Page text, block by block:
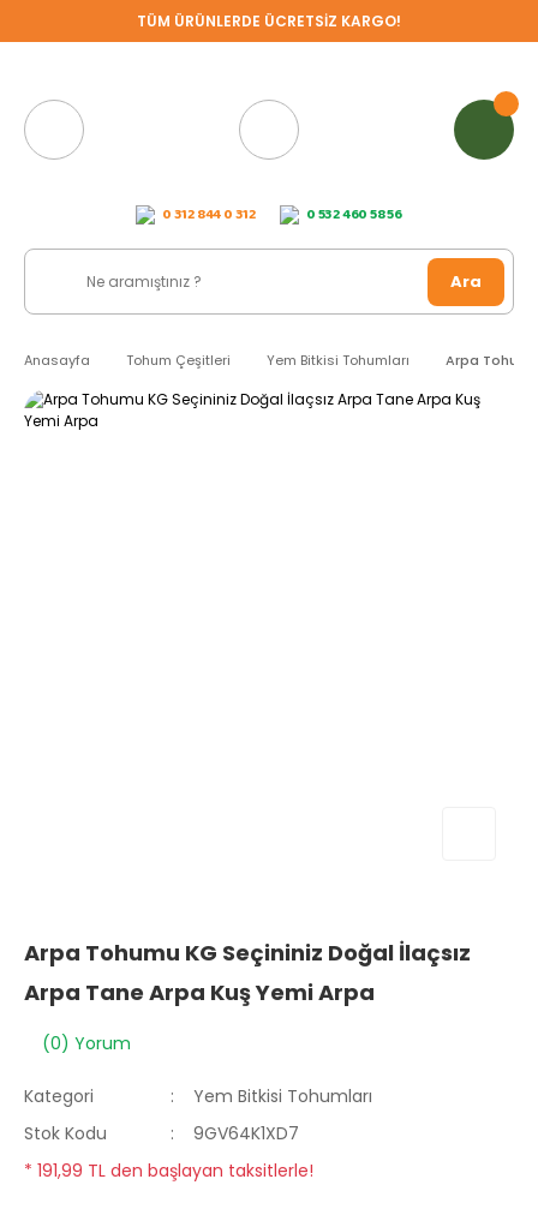
TÜM ÜRÜNLERDE ÜCRETSİZ KARGO!
0 312 844 0 312 0 532 460 58 56
Ara
Anasayfa Tohum Çeşitleri Yem Bitkisi Tohumları Arpa
Arpa Tohumu KG Seçininiz Doğal İlaçsız
Arpa Tane Arpa Kuş Yemi Arpa
(0) Yorum
Kategori
Yem Bitkisi Tohumları
Stok Kodu
9GV64K1XD7
* 191,99 TL den başlayan taksitlerle!